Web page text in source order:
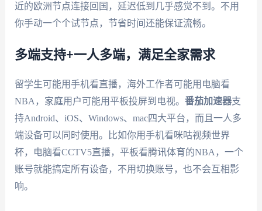
近的欧洲节点连接回国，延迟低到几乎感觉不到。不用
你手动一个个试节点，节省时间还能保证流畅。
多端支持+一人多端，满足全家需求
留学生可能用手机看直播，海外工作者可能用电脑看
NBA，家庭用户可能用平板投屏到电视。 番茄加速器支
持Android、iOS、Windows、mac四大平台，而且一人多
端设备可以同时使用。比如你用手机看咪咕视频世界
杯，电脑看CCTV5直播，平板看腾讯体育的NBA，一个
账号就能搞定所有设备，不用切换账号，也不会互相影
响。